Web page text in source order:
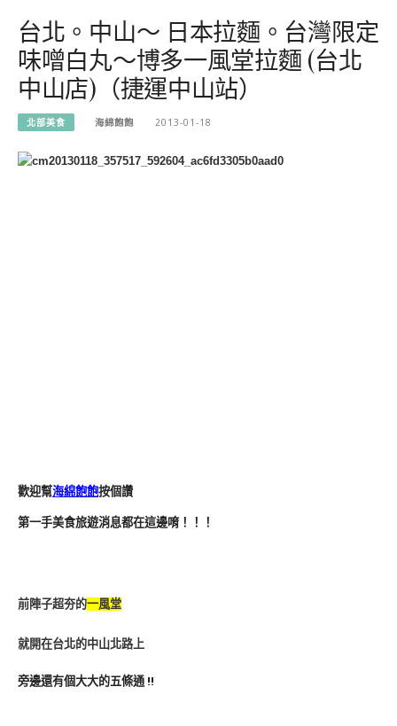
台北。中山～ 日本拉麵。台灣限定
味噌白丸～博多一風堂拉麵 (台北
中山店)（捷運中山站）
北部美食 海綿飽飽 2013-01-18
歡迎幫海綿飽飽按個讚
第一手美食旅遊消息都在這邊唷！！！
前陣子超夯的一風堂
就開在台北的中山北路上
旁邊還有個大大的五條通 !!